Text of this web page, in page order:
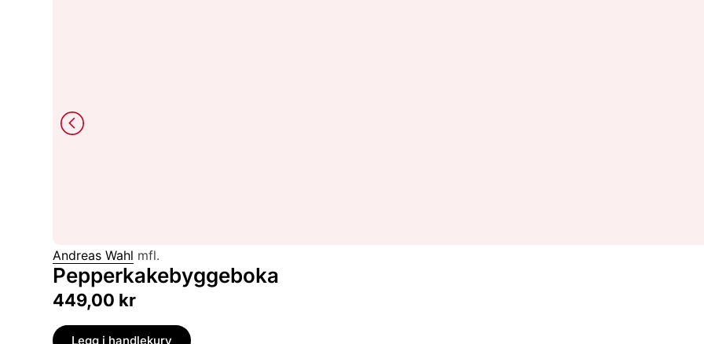
Andreas Wahl mfl.
Pepperkakebyggeboka
449,00 kr
Legg i handlekurv